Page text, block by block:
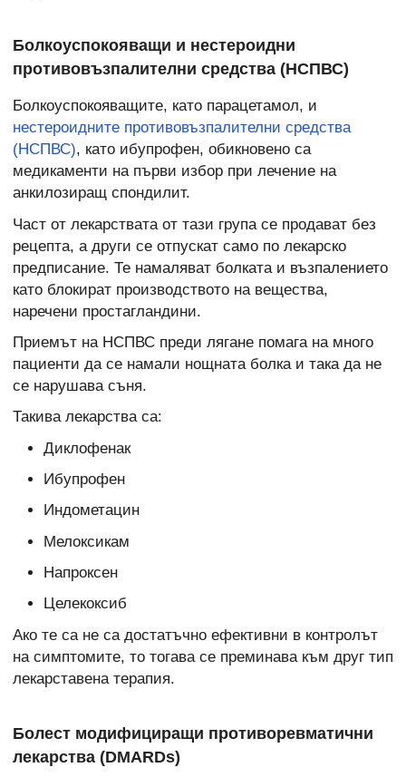
Болкоуспокояващи и нестероидни
противовъзпалителни средства (НСПВС)
Болкоуспокояващите, като парацетамол, и
нестероидните противовъзпалителни средства
(НСПВС), като ибупрофен, обикновено са
медикаменти на първи избор при лечение на
анкилозиращ спондилит.
Част от лекарствата от тази група се продават без
рецепта, а други се отпускат само по лекарско
предписание. Те намаляват болката и възпалението
като блокират производството на вещества,
наречени простагландини.
Приемът на НСПВС преди лягане помага на много
пациенти да се намали нощната болка и така да не
се нарушава съня.
Такива лекарства са:
Диклофенак
Ибупрофен
Индометацин
Мелоксикам
Напроксен
Целекоксиб
Ако те са не са достатъчно ефективни в контролът
на симптомите, то тогава се преминава към друг тип
лекарставена терапия.
Болест модифициращи противоревматични
лекарства (DMARDs)